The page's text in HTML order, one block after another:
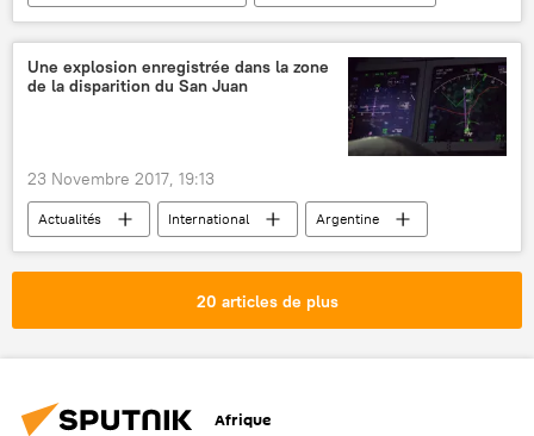
Sputnik
chaîne de télévision russe RT
Google
Podcasts
Une explosion enregistrée dans la zone
de la disparition du San Juan
23 Novembre 2017, 19:13
Actualités International
Argentine
Enrique Balbi
ARA San Juan (sous-marin)
Sous-marin disparu en Argentine
20 articles de plus
Afrique